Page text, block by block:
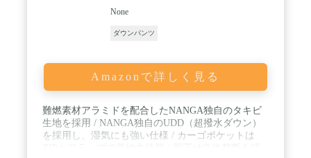
None
ダウンパンツ
Amazonで詳しく見る
難燃素材アラミドを配合したNANGA独自のタキビ
生地を採用 / NANGA独自のUDD（超撥水ダウン）
を採用し、湿気にも強い仕様 / カーゴポケットは